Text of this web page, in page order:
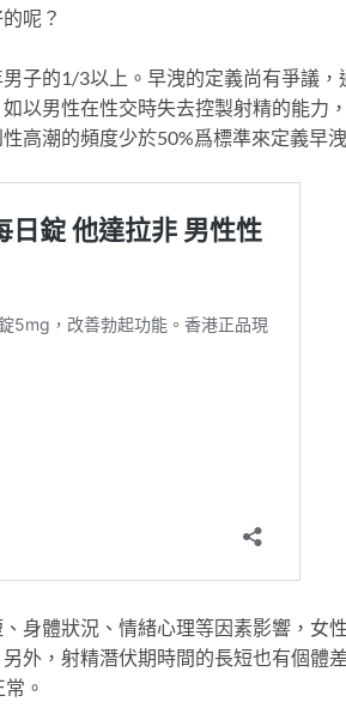
呢？
男子的1/3以上。早洩的定義尚有爭議
以男性在性交時失去控製射精的能力
高潮的頻度少於50%爲標準來定義早
體狀況、情緒心理等因素影響，女
外，射精潛伏期時間的長短也有個體
。